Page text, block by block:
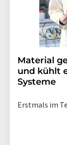
Material
und kühlt
Systeme
Erstmals im